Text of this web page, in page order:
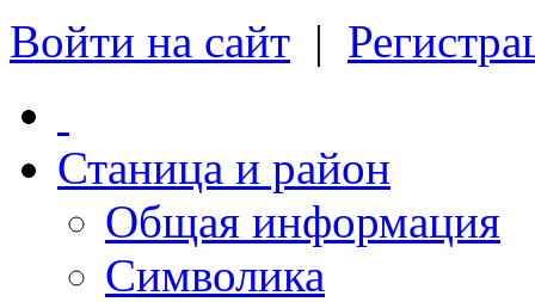
Войти на сайт |
Станица и район
Общая информация
Символика